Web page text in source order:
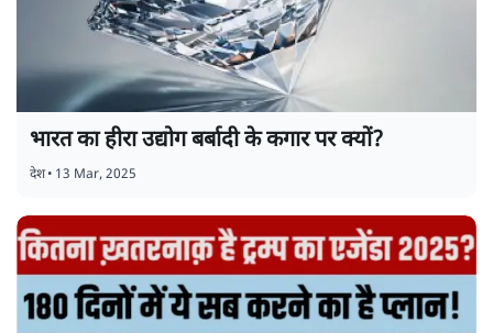
भारत का हीरा उद्योग बर्बादी के कगार पर क्यों?
देश• 13 Mar, 2025